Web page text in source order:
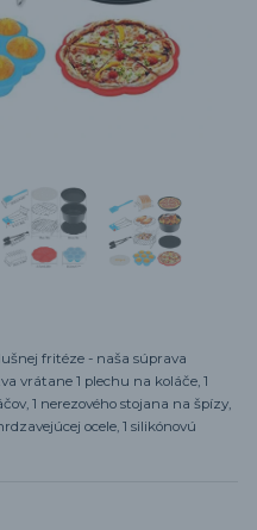
fritéze - naša súprava
vrátane 1 plechu na koláče, 1
1 nerezového stojana na špízy,
ocele, 1 silikónovú